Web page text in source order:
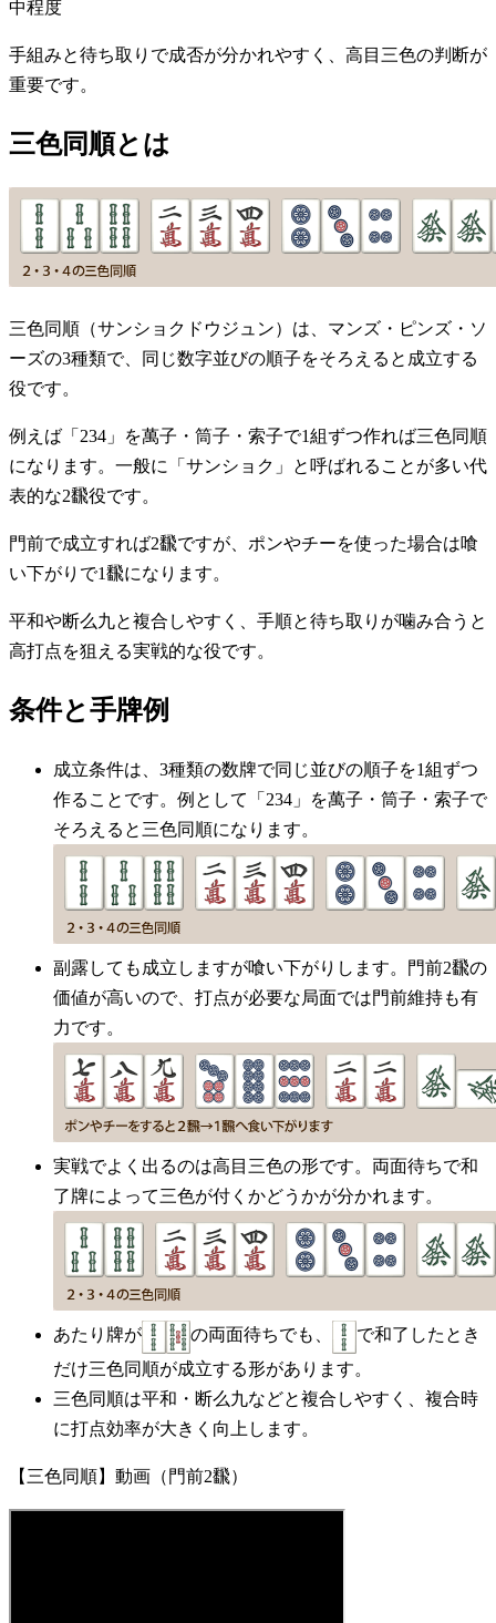
中程度
手組みと待ち取りで成否が分かれやすく、高目三色の判断が
重要です。
三色同順とは
三色同順（サンショクドウジュン）は、マンズ・ピンズ・ソ
ーズの3種類で、同じ数字並びの順子をそろえると成立する
役です。
例えば「234」を萬子・筒子・索子で1組ずつ作れば三色同順
になります。一般に「サンショク」と呼ばれることが多い代
表的な2飜役です。
門前で成立すれば2飜ですが、ポンやチーを使った場合は喰
い下がりで1飜になります。
平和や断么九と複合しやすく、手順と待ち取りが噛み合うと
高打点を狙える実戦的な役です。
条件と手牌例
成立条件は、3種類の数牌で同じ並びの順子を1組ずつ
作ることです。例として「234」を萬子・筒子・索子で
そろえると三色同順になります。
副露しても成立しますが喰い下がりします。門前2飜の
価値が高いので、打点が必要な局面では門前維持も有
力です。
実戦でよく出るのは高目三色の形です。両面待ちで和
了牌によって三色が付くかどうかが分かれます。
あたり牌が の両面待ちでも、
で和了したとき
だけ三色同順が成立する形があります。
三色同順は平和・断么九などと複合しやすく、複合時
に打点効率が大きく向上します。
【三色同順】動画（門前2飜）